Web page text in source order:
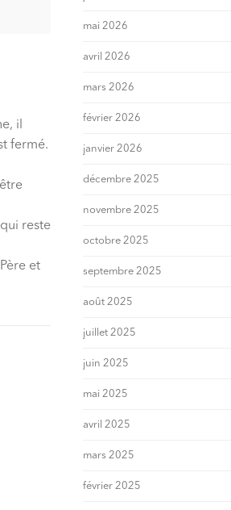
il
fermé.
reste
et
mai 2026
avril 2026
mars 2026
février 2026
janvier 2026
décembre 2025
novembre 2025
octobre 2025
septembre 2025
août 2025
juillet 2025
juin 2025
mai 2025
avril 2025
mars 2025
février 2025